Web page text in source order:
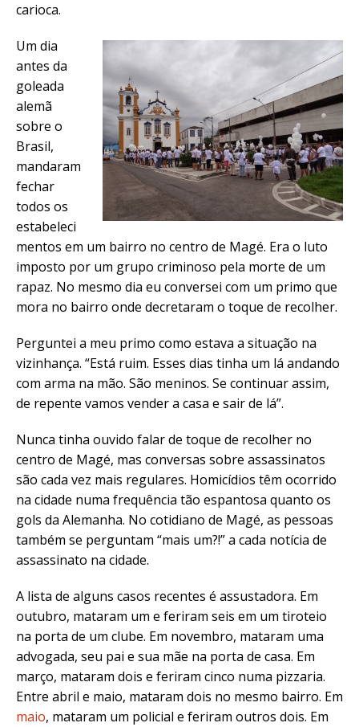
carioca.
Um dia
antes da
goleada
alemã
sobre o
Brasil,
mandaram
fechar
todos os
estabeleci
mentos em um bairro no centro de Magé. Era o luto
imposto por um grupo criminoso pela morte de um
rapaz. No mesmo dia eu conversei com um primo que
mora no bairro onde decretaram o toque de recolher.
Perguntei a meu primo como estava a situação na
vizinhança. “Está ruim. Esses dias tinha um lá andando
com arma na mão. São meninos. Se continuar assim,
de repente vamos vender a casa e sair de lá”.
Nunca tinha ouvido falar de toque de recolher no
centro de Magé, mas conversas sobre assassinatos
são cada vez mais regulares. Homicídios têm ocorrido
na cidade numa frequência tão espantosa quanto os
gols da Alemanha. No cotidiano de Magé, as pessoas
também se perguntam “mais um?!” a cada notícia de
assassinato na cidade.
A lista de alguns casos recentes é assustadora. Em
outubro, mataram um e feriram seis em um tiroteio
na porta de um clube. Em novembro, mataram uma
advogada, seu pai e sua mãe na porta de casa. Em
março, mataram dois e feriram cinco numa pizzaria.
Entre abril e maio, mataram dois no mesmo bairro. Em
maio, mataram um policial e feriram outros dois. Em